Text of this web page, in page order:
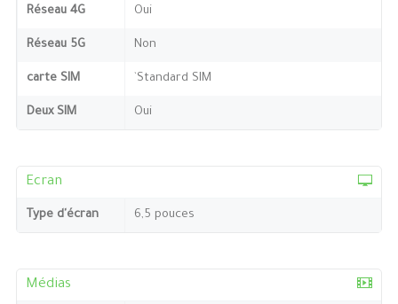
Réseau 4G Oui
Réseau 5G Non
carte SIM `Standard SIM
Deux SIM Oui
Ecran
Type d'écran 6,5 pouces
Médias